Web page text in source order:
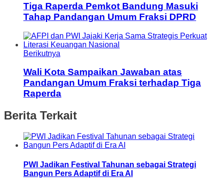
Tiga Raperda Pemkot Bandung Masuki
Tahap Pandangan Umum Fraksi DPRD
Berikutnya
Wali Kota Sampaikan Jawaban atas
Pandangan Umum Fraksi terhadap Tiga
Raperda
Berita Terkait
PWI Jadikan Festival Tahunan sebagai Strategi
Bangun Pers Adaptif di Era AI